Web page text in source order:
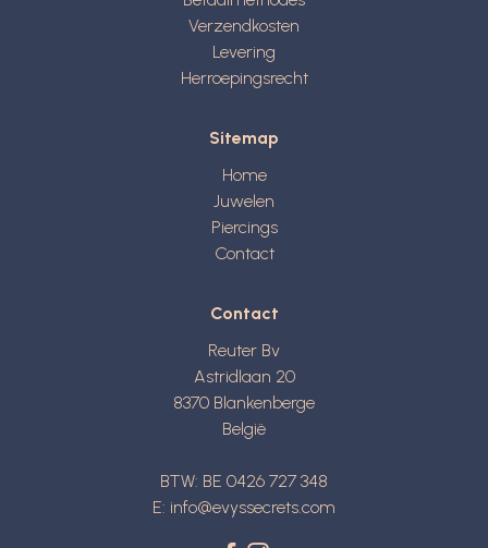
Verzendkosten
Levering
Herroepingsrecht
Sitemap
Home
Juwelen
Piercings
Contact
Contact
Reuter Bv
Astridlaan 20
8370 Blankenberge
België
BTW: BE 0426 727 348
E: info@evyssecrets.com